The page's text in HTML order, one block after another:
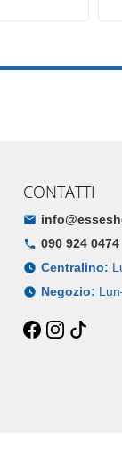
CONTATTI
090 924 0474
Centralino:
Negozio: